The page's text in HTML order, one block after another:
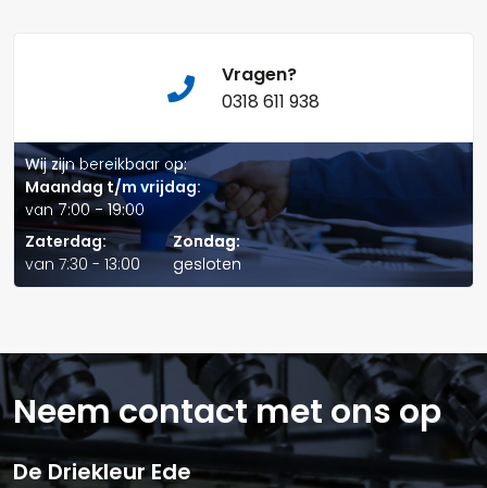
Vragen?
0318 611 938
Wij zijn bereikbaar op:
Maandag t/m vrijdag:
van 7:00 - 19:00
Zaterdag:
van 7:30 - 13:00
Zondag:
gesloten
Telefoonnummer:
E-mail:*
Verstuur offerte
Neem contact met ons op
De Driekleur Ede